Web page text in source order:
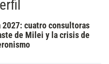
2027: cuatro consultoras
de Milei y la crisis de